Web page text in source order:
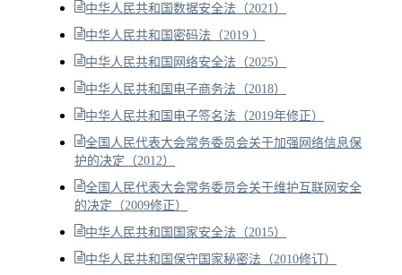
中华人民共和国数据安全法（2021）
中华人民共和国密码法（2019 ）
中华人民共和国网络安全法（2025）
中华人民共和国电子商务法（2018）
中华人民共和国电子签名法（2019年修正）
全国人民代表大会常务委员会关于加强网络信息保
护的决定（2012）
全国人民代表大会常务委员会关于维护互联网安全
的决定（2009修正）
中华人民共和国国家安全法（2015）
中华人民共和国保守国家秘密法（2010修订）